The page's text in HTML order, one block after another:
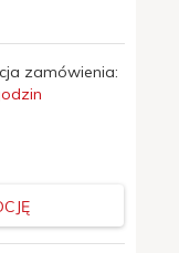
zamówienia: